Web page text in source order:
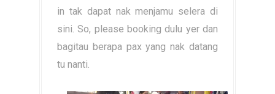
in tak dapat nak menjamu selera di
sini. So, please booking dulu yer dan
bagitau berapa pax yang nak datang
tu nanti.